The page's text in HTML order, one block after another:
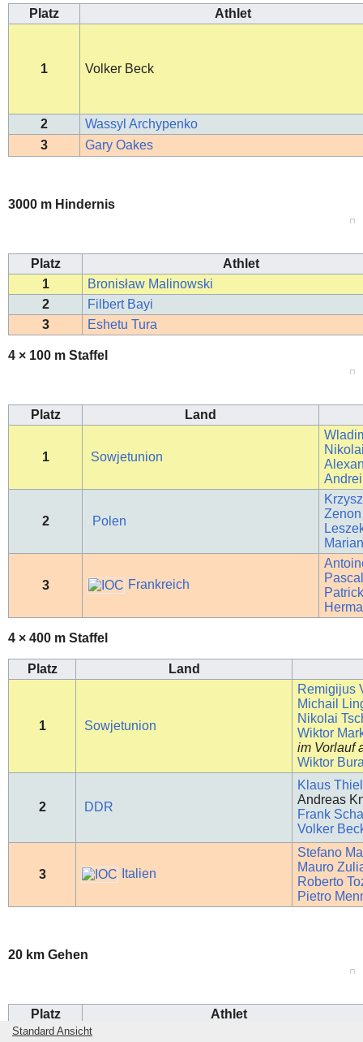
Platz Athlet
1 Volker Beck
2
Wassyl Archypenko
3
Gary Oakes
3000 m Hindernis
Platz
Athlet
1
Bronisław Malinowski
2
Filbert Bayi
3
Eshetu Tura
4 × 100 m Staffel
Platz Land
1 Sowjetunion
2 Polen
3 Frankreich
4 × 400 m Staffel
Platz Land
1 Sowjetunion
Remigijus
Michail
Nikolai
Wiktor
im Vorlauf
Wiktor
2 DDR
Klaus
Andreas
Frank
Volker
3 Italien
Stefano
Mauro
Roberto
Pietro
20 km Gehen
Platz Athlet
Standard Ansicht